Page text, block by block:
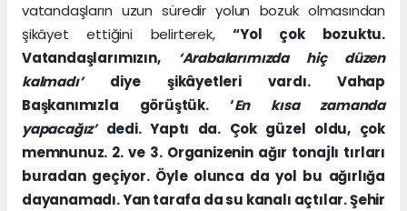
vatandaşların uzun süredir yolun bozuk olmasından
şikâyet ettiğini belirterek,“Yol çok bozuktu.
Vatandaşlarımızın,
‘Arabalarımızda hiç düzen
kalmadı’diye şikâyetleri vardı. Vahap
Başkanımızla görüştük. ‘En kısa zamanda
yapacağız’dedi. Yaptı da. Çok güzel oldu, çok
memnunuz. 2. ve 3. Organizenin ağır tonajlı tırları
buradan geçiyor. Öyle olunca da yol bu ağırlığa
dayanamadı. Yan tarafa da su kanalı açtılar. Şehir